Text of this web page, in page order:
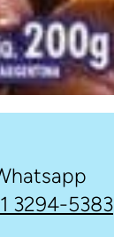
3294-5383